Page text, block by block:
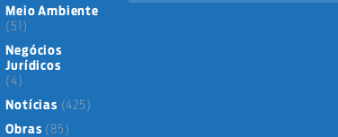
Meio Ambiente
(51)
Negócios
Jurídicos
(4)
Notícias (425)
Obras (85)